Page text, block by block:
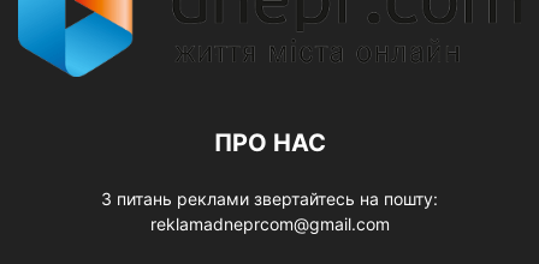
ПРО НАС
З питань реклами звертайтесь на пошту:
reklamadneprcom@gmail.com